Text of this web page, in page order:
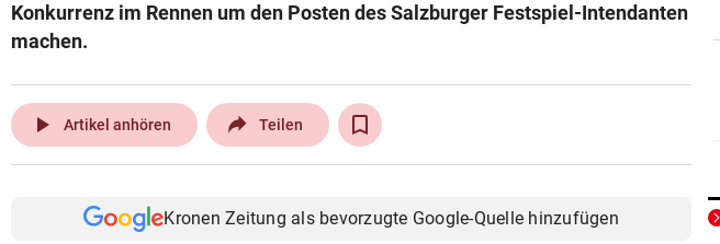
Konkurrenz im Rennen um den Posten des Salzburger Festspiel-Intendanten
machen.
play_arrow Artikel anhören Teilen
Kronen Zeitung als bevorzugte Google-Quelle hinzufügen